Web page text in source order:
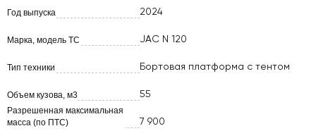
Год выпуска 2024
Марка, модель ТС JAC N 120
Тип техники Бортовая платформа с тентом
Объем кузова, м3
55
Разрешенная максимальная
масса (по ПТС)
7 900